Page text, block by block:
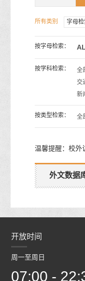
所有类别 字母检
按字母检索：
按学科检索： 全
交
新
按类型检索： 全
温馨提醒：校外
外文数据
开放时间
周一至周日
07:00 -